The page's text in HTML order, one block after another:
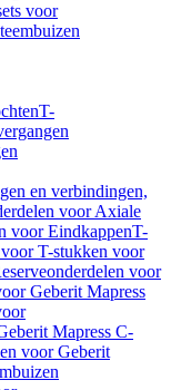
voor
T-
en verbindingen,
voor Axiale
voor EindkappenT-
T-stukken voor
voor
Geberit Mapress
Mapress C-
voor Geberit